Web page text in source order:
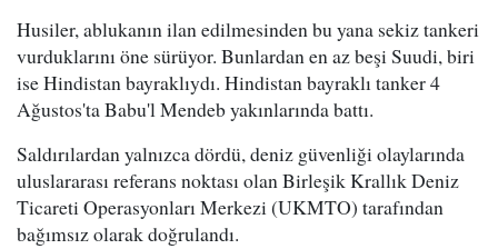
Husiler, ablukanın ilan edilmesinden bu yana sekiz tankeri
vurduklarını öne sürüyor. Bunlardan en az beşi Suudi, biri
ise Hindistan bayraklıydı. Hindistan bayraklı tanker 4
Ağustos'ta Babu'l Mendeb yakınlarında battı.
Saldırılardan yalnızca dördü, deniz güvenliği olaylarında
uluslararası referans noktası olan Birleşik Krallık Deniz
Ticareti Operasyonları Merkezi (UKMTO) tarafından
bağımsız olarak doğrulandı.